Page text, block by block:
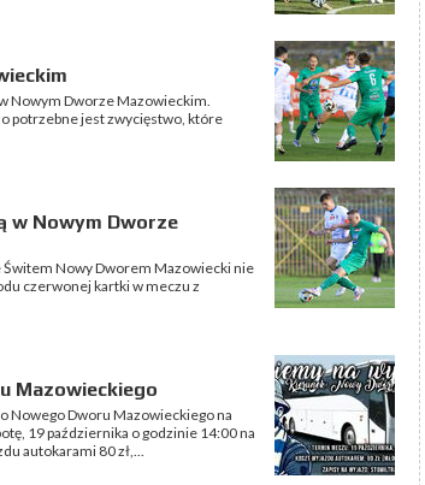
Nowym Dworze Mazowieckim.
potrzebne jest zwycięstwo, które
w Nowym Dworze
Nowy Dworem Mazowiecki nie
czerwonej kartki w meczu z
Mazowieckiego
Nowego Dworu Mazowieckiego na
19 października o godzinie 14:00 na
autokarami 80 zł,...